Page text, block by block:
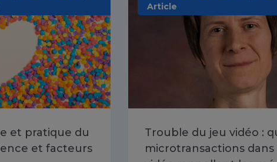
et pratique du
et facteurs
Article
Trouble du jeu vidéo :
microtransactions dans